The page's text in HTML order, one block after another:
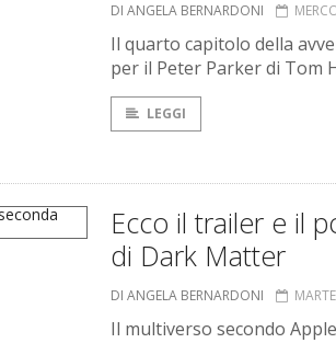
DI ANGELA BERNARDONI
Il quarto capitolo della
per il Peter Parker di Tom
LEGGI
Ecco il trailer e il
di Dark Matter
DI ANGELA BERNARDONI
Il multiverso secondo